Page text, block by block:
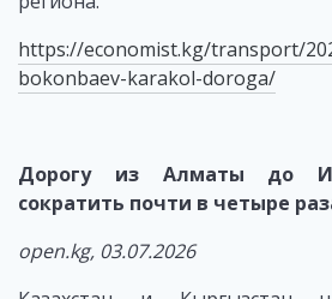
https://economist.kg/transport/
bokonbaev-karakol-doroga/
Дорогу из Алматы до
сократить почти в четыре
open.kg, 03.07.2026